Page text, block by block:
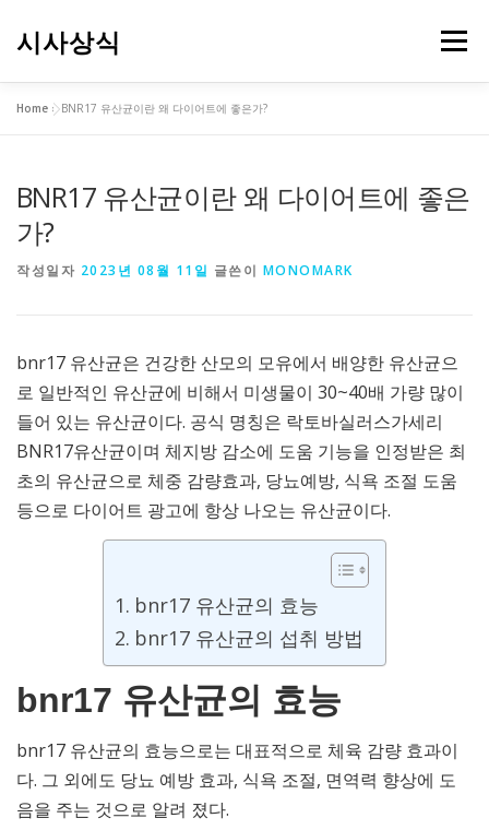
시사상식 메뉴
Home »BNR17 유산균이란 왜 다이어트에 좋은가?
BNR17 유산균이란 왜 다이어트에 좋은
가?
작성일자 2023년 08월 11일 글쓴이 MONOMARK
bnr17 유산균은 건강한 산모의 모유에서 배양한 유산균으
로 일반적인 유산균에 비해서 미생물이 30~40배 가량 많이
들어 있는 유산균이다. 공식 명칭은 락토바실러스가세리
BNR17유산균이며 체지방 감소에 도움 기능을 인정받은 최
초의 유산균으로 체중 감량효과, 당뇨예방, 식욕 조절 도움
등으로 다이어트 광고에 항상 나오는 유산균이다.
bnr17 유산균의 효능
bnr17 유산균의 섭취 방법
bnr17 유산균의 효능
bnr17 유산균의 효능으로는 대표적으로 체육 감량 효과이
다. 그 외에도 당뇨 예방 효과, 식욕 조절, 면역력 향상에 도
음을 주는 것으로 알려 졌다.